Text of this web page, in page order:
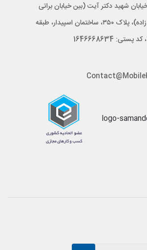
شهید دکتر آیت (بین خیابان براتی
و خیابان قاسم زاده)، پلاک ۳۵۰، ساختمان اسپیدار، طبقه